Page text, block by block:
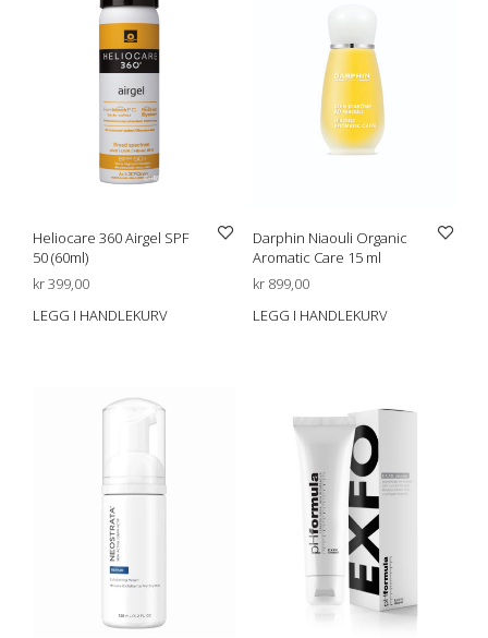
Heliocare 360 Airgel SPF
50 (60ml)
kr399,00
LEGG I HANDLEKURV
Darphin Niaouli Organic
Aromatic Care 15 ml
kr899,00
LEGG I HANDLEKURV